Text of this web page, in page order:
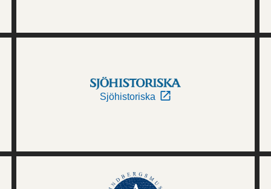
Sjöhistoriska